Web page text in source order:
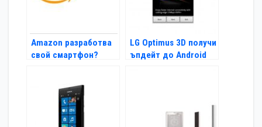
Amazon разработва
свой смартфон?
LG Optimus 3D получи
ъпдейт до Android